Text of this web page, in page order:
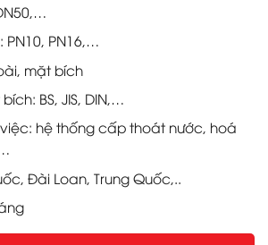
PN16,…
mặt bích
BS, JIS, DIN,…
hệ thống cấp thoát nước, hoá
Đài Loan, Trung Quốc,..